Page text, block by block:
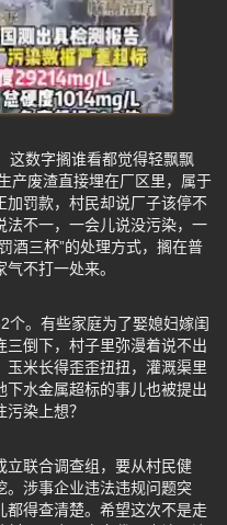
这数字搁谁看都觉得轻飘飘
产废渣直接埋在厂区里，属于
加罚款，村民却说厂子该停不
法不一，一会儿说没污染，一
酒三杯”的处理方式，搁在普
不打一处来。
个。有些家庭为了娶媳妇嫁闺
倒下，村子里弥漫着说不出
玉米长得歪歪扭扭，灌溉渠里
下水金属超标的事儿也被提出
染上想？
立联合调查组，要从村民健
。涉事企业违法违规问题突
都得查清楚。希望这次不是走